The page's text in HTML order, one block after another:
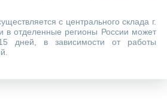
с центрального склада г.
в отделенные регионы России может
дней, в зависимости от работы